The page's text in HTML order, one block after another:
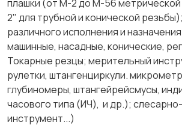
плашки (от М-2 до М-56 метрической
2" для трубной и конической
различного исполнения и
машинные, насадные, конические,
Токарные резцы; мерительный
рулетки, штангенциркули.
глубиномеры, штангейрейсмусы,
часового типа (ИЧ), и др.);
инструмент...)